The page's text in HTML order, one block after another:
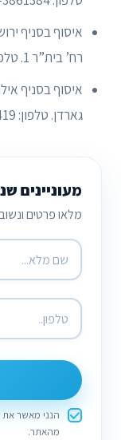
איסוף בסניף
רח’ בית”ר 1. טלפון: 02-6795569
איסוף בסניף
גארדן. טלפון: 08-9317419
מעוניינים
מלאו פרטים
הנני מאשר את
מהאתר.